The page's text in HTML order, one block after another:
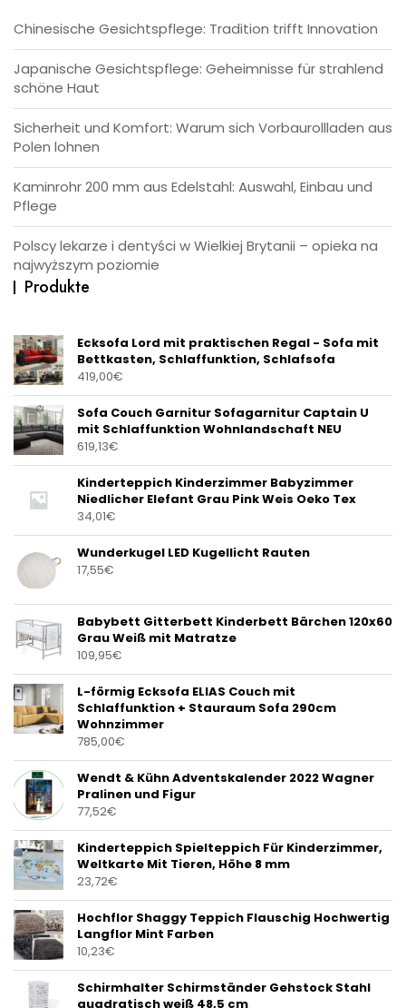
Chinesische Gesichtspflege: Tradition trifft Innovation
Japanische Gesichtspflege: Geheimnisse für strahlend
schöne Haut
Sicherheit und Komfort: Warum sich Vorbaurollladen aus
Polen lohnen
Kaminrohr 200 mm aus Edelstahl: Auswahl, Einbau und
Pflege
Polscy lekarze i dentyści w Wielkiej Brytanii – opieka na
najwyższym poziomie
Produkte
Ecksofa Lord mit praktischen Regal - Sofa mit
Bettkasten, Schlaffunktion, Schlafsofa
419,00€
Sofa Couch Garnitur Sofagarnitur Captain U
mit Schlaffunktion Wohnlandschaft NEU
619,13€
Kinderteppich Kinderzimmer Babyzimmer
Niedlicher Elefant Grau Pink Weis Oeko Tex
34,01€
Wunderkugel LED Kugellicht Rauten
17,55€
Babybett Gitterbett Kinderbett Bärchen 120x60
Grau Weiß mit Matratze
109,95€
L-förmig Ecksofa ELIAS Couch mit
Schlaffunktion + Stauraum Sofa 290cm
Wohnzimmer
785,00€
Wendt & Kühn Adventskalender 2022 Wagner
Pralinen und Figur
77,52€
Kinderteppich Spielteppich Für Kinderzimmer,
Weltkarte Mit Tieren, Höhe 8 mm
23,72€
Hochflor Shaggy Teppich Flauschig Hochwertig
Langflor Mint Farben
10,23€
Schirmhalter Schirmständer Gehstock Stahl
quadratisch weiß 48,5 cm